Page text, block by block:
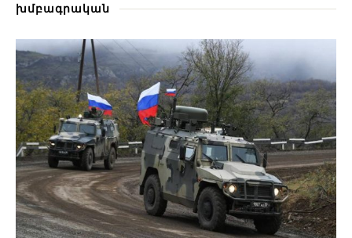
խմբագրական